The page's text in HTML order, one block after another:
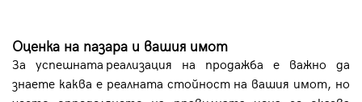
Оценка на пазара и вашия имот
За успешната реализация на продажба е важно да
знаете каква е реалната стойност на вашия имот, но